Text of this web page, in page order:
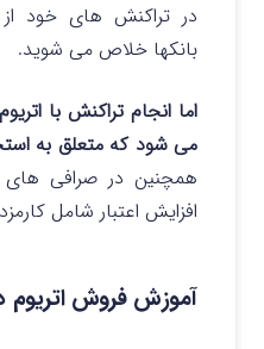
در تراکنش های خود
بانکها خلاص می شوید.
اما انجام تراکنش با
می شود که متعلق به
همچنین در صرافی های
افزایش اعتبار شامل
آموزش فروش اتریوم